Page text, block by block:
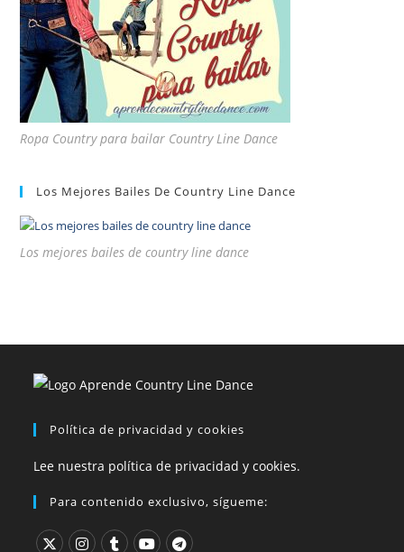
Ropa Country para bailar Country Line Dance
Los Mejores Bailes De Country Line Dance
Los mejores bailes de country line dance
Política de privacidad y cookies
Lee nuestra política de privacidad y cookies.
Para contenido exclusivo, sígueme: